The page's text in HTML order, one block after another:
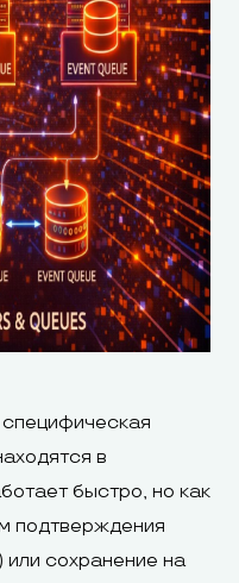
в
быстро, но как
подтверждения
сохранение на